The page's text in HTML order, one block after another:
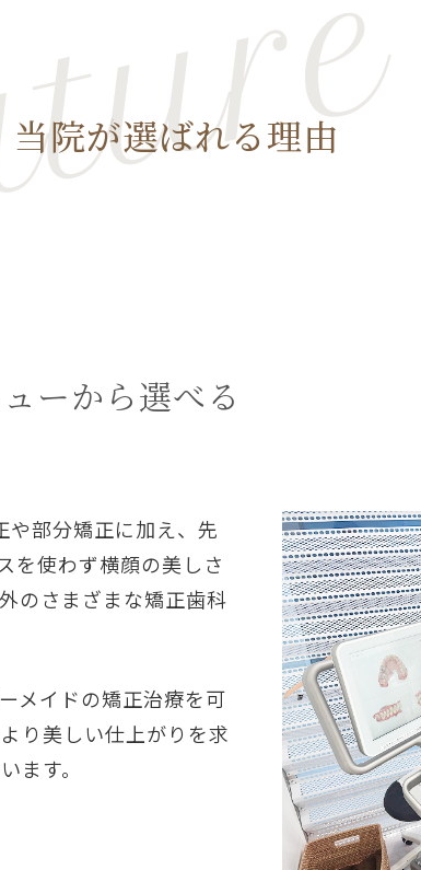
当院が選ばれる理由
ーから選べる
部分矯正に加え、先
を使わず横顔の美しさ
のさまざまな矯正歯科
メイドの矯正治療を可
り美しい仕上がりを求
ます。